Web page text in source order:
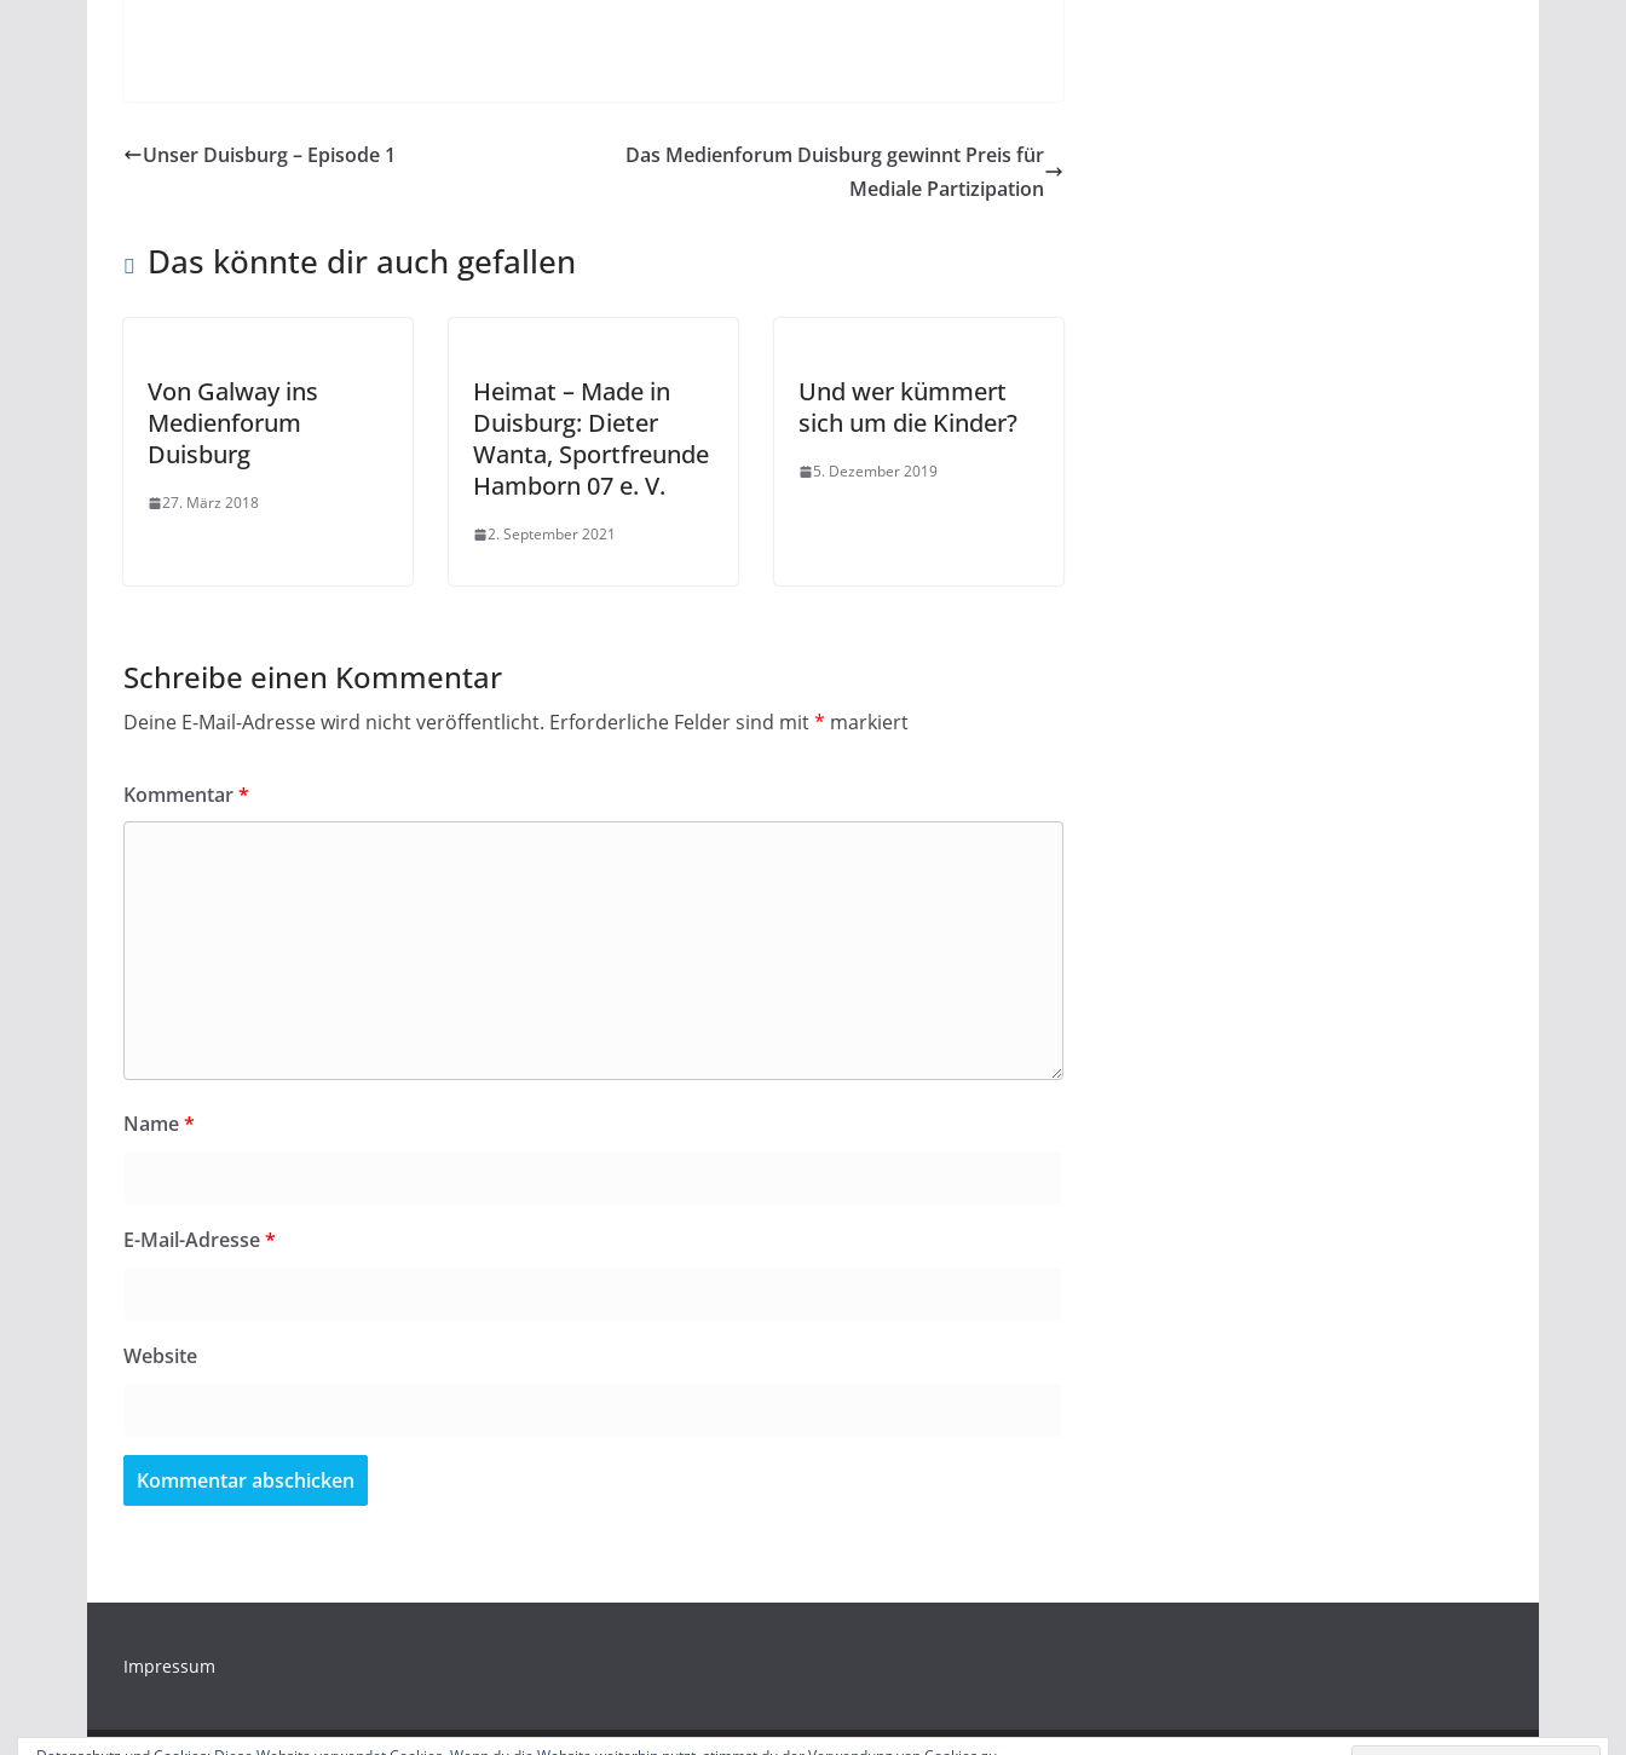
Unser Duisburg – Episode 1
Das Medienforum Duisburg gewinnt Preis für
Mediale Partizipation
Das könnte dir auch gefallen
Von Galway ins
Medienforum
Duisburg
27. März 2018
Heimat – Made in
Duisburg: Dieter
Wanta, Sportfreunde
Hamborn 07 e. V.
2. September 2021
Und wer kümmert
sich um die Kinder?
5. Dezember 2019
Schreibe einen Kommentar
Deine E-Mail-Adresse wird nicht veröffentlicht. Erforderliche Felder sind mit* markiert
Kommentar*
Name*
E-Mail-Adresse*
Website
Impressum